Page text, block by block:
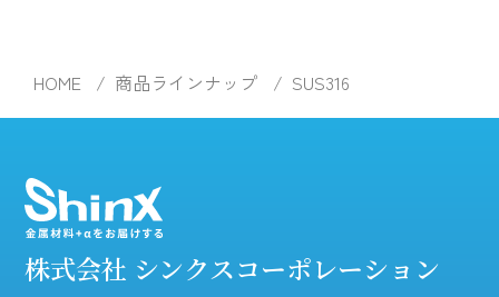
HOME 商品ラインナップ SUS316
株式会社 シンクスコーポレーション